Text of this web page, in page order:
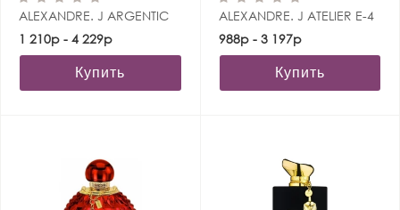
ALEXANDRE. J ARGENTIC
1 210р - 4 229р
Купить
ALEXANDRE. J ATELIER E-4
988р - 3 197р
Купить